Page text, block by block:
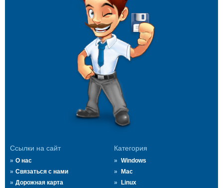
Ссылки на сайт
О нас
Связаться с нами
Дорожная карта
Категория
Windows
Mac
Linux